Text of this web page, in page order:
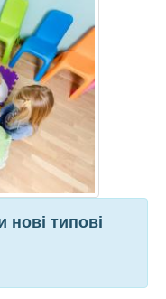
нові типові